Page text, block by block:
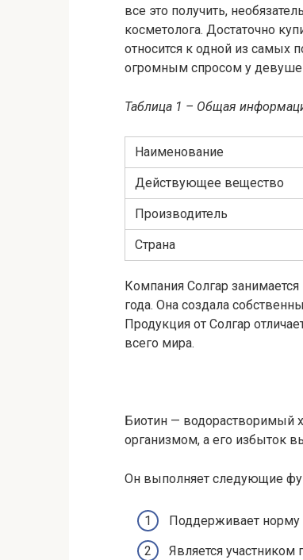
все это получить,
косметолога. Достаточно
относится к одной из самых
огромным спросом у
Таблица 1 – Общая
Наименование
Действующее вещество
Производитель
Страна
Компания Солгар
года. Она создала
Продукция от Солгар
всего мира.
Биотин — водорастворимый
организмом, а его избыток
Он выполняет следующие
Поддерживает
Является